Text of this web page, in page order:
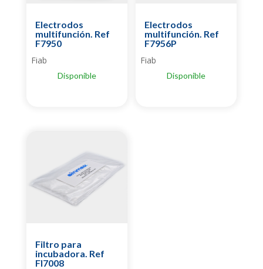
Electrodos
multifunción. Ref
F7950
Fiab
Disponible
Electrodos
multifunción. Ref
F7956P
Fiab
Disponible
Filtro para
incubadora. Ref
FI7008